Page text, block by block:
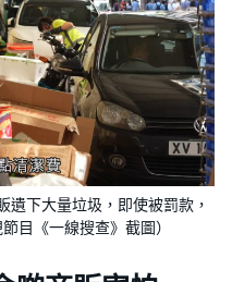
遺下大量垃圾，即使被罰款，
目《一線搜查》截圖）